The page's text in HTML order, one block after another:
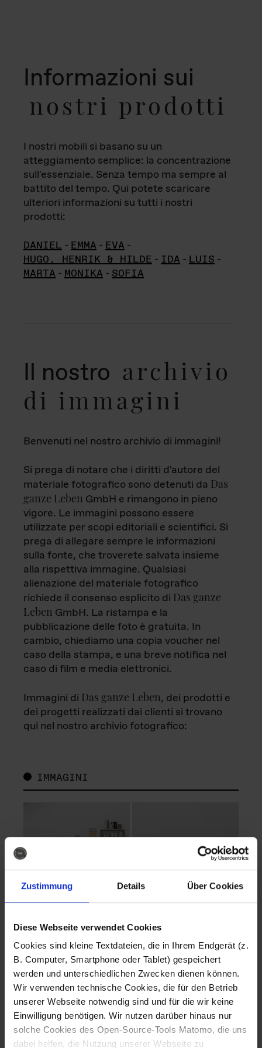
Zustimmung Details Über Cookies
Diese Webseite verwendet Cookies
Cookies sind kleine Textdateien, die in Ihrem Endgerät (z.
B. Computer, Smartphone oder Tablet) gespeichert
werden und unterschiedlichen Zwecken dienen können.
Wir verwenden technische Cookies, die für den Betrieb
unserer Webseite notwendig sind und für die wir keine
Einwilligung benötigen. Wir nutzen darüber hinaus nur
solche Cookies des Open-Source-Tools Matomo, die uns
dabei helfen, die Nutzung unserer Webseite zu
Informazioni sui
nostri prodotti
I nostri mobili si basano su un
atteggiamento semplice: la concentrazione
sull'essenziale. Senza tempo ma sempre al
battito del tempo. Qui potete scaricare
ulteriori informazioni su tutti i nostri
prodotti:
DANIEL - EMMA - EVA -
HUGO, HENRIK & HILDE - IDA - LUIS -
MARTA - MONIKA - SOFIA
Il nostro archivio
di immagini
Benvenuti nel nostro archivio di immagini!
Si prega di notare che i diritti d'autore del
materiale fotografico sono detenuti da Das
ganze Leben GmbH e rimangono in pieno
vigore. Le immagini possono essere
utilizzate per scopi editoriali e scientifici. Si
prega di allegare sempre le informazioni
sulla fonte, che troverete salvata insieme
alla rispettiva immagine. Qualsiasi
alienazione del materiale fotografico
richiede il consenso esplicito di Das ganze
Leben GmbH. La ristampa e la
pubblicazione delle foto è gratuita. In
cambio, chiediamo una copia voucher nel
caso della stampa, e una breve notifica nel
caso di film e media elettronici.
Immagini di Das ganze Leben, dei prodotti e
dei progetti realizzati dai clienti si trovano
qui nel nostro archivio fotografico:
IMMAGINI
Fotografo: Lorenz
Sternbach
Download
Fotografo: Lorenz
Sternbach
Download